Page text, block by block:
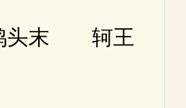
末 轲王